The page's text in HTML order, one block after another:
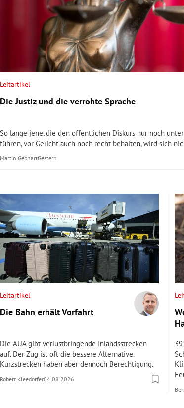
Untermenü
Untermenü
Untermenü
Untermenü
Leitartikel
Die Justiz und die verrohte Sprache
So lange jene, die den öffentlichen Diskurs nur noch
führen, vor Gericht auch noch recht behalten, wird sich
Martin GebhartGestern
Leitartikel
Die Bahn erhält Vorfahrt
Die AUA gibt verlustbringende Inlandsstrecken
auf. Der Zug ist oft die bessere Alternative.
Kurzstrecken haben aber dennoch Berechtigung.
Robert Kleedorfer04.08.2026